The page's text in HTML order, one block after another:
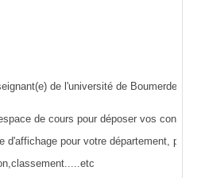
de l'université de Boumerdes et
de cours pour déposer vos
d'affichage pour votre département, pour